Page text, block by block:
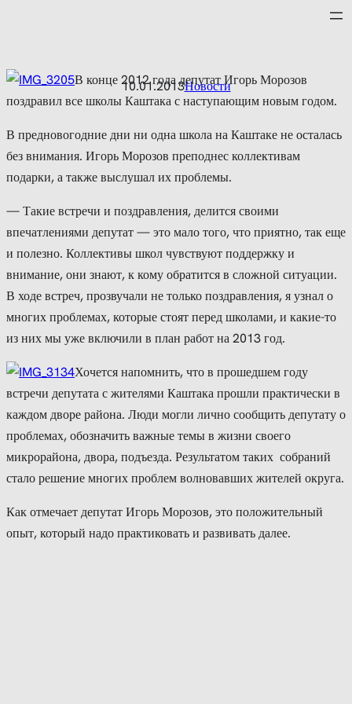
10.01.2013Новости
В конце 2012 года депутат Игорь Морозов
поздравил все школы Каштака с наступающим новым годом.
В предновогодние дни ни одна школа на Каштаке не осталась
без внимания. Игорь Морозов преподнес коллективам
подарки, а также выслушал их проблемы.
— Такие встречи и поздравления, делится своими
впечатлениями депутат — это мало того, что приятно, так еще
и полезно. Коллективы школ чувствуют поддержку и
внимание, они знают, к кому обратится в сложной ситуации.
В ходе встреч, прозвучали не только поздравления, я узнал о
многих проблемах, которые стоят перед школами, и какие-то
из них мы уже включили в план работ на 2013 год.
Хочется напомнить, что в прошедшем году
встречи депутата с жителями Каштака прошли практически в
каждом дворе района. Люди могли лично сообщить депутату о
проблемах, обозначить важные темы в жизни своего
микрорайона, двора, подъезда. Результатом таких собраний
стало решение многих проблем волновавших жителей округа.
Как отмечает депутат Игорь Морозов, это положительный
опыт, который надо практиковать и развивать далее.